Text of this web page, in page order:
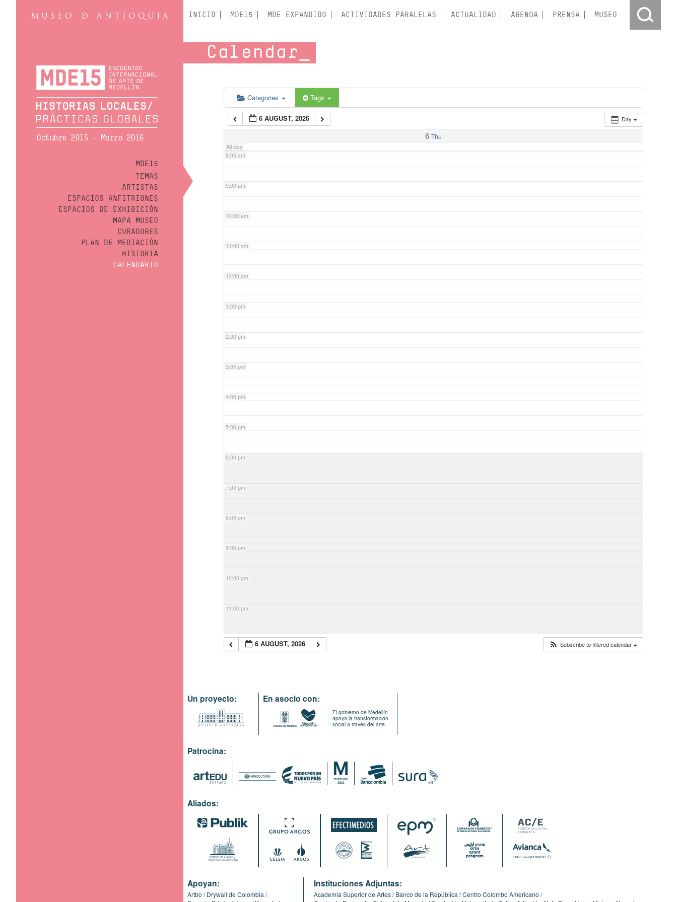
Octubre 2015 - Marzo 2016
MDE15
TEMAS
ARTISTAS
ESPACIOS ANFITRIONES
ESPACIOS DE EXHIBICIÓN
MAPA MUSEO
CURADORES
PLAN DE MEDIACIÓN
HISTORIA
CALENDARIO
INICIO MDE15 MDE EXPANDIDO ACTIVIDADES PARALELAS ACTUALIDAD AGENDA PRENSA MUSEO
Calendar
Categories Tags
Day
6 AUGUST, 2026
6 Thu
All-day
5:00 am
6:00 am
7:00 am
8:00 am
9:00 am
10:00 am
11:00 am
12:00 pm
1:00 pm
2:00 pm
3:00 pm
4:00 pm
5:00 pm
6:00 pm
7:00 pm
8:00 pm
9:00 pm
10:00 pm
11:00 pm
6 AUGUST, 2026 Subscribe to filtered calendar
Un proyecto: En asocio con:
El gobierno de Medellín
apoya la transformación
social a través del arte.
Patrocina:
Aliados:
Apoyan:
Artbo
Drywall de Colombia
Instituciones Adjuntas:
Academia Superior de Artes Banco de la República Centro Colombo Americano